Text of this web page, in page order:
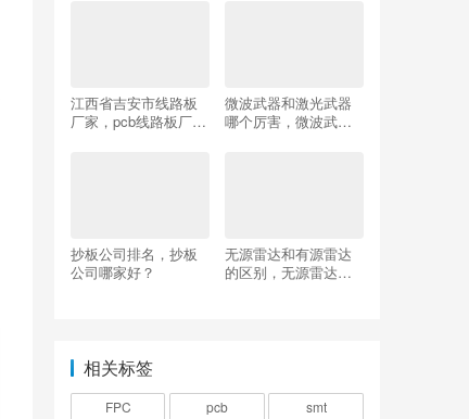
江西省吉安市线路板
厂家，pcb线路板厂家
微波武器和激光武器
哪个厉害，微波武器
抄板公司排名，抄板
公司哪家好？
无源雷达和有源雷达
的区别，无源雷达和
相关标签
FPC pcb
smt